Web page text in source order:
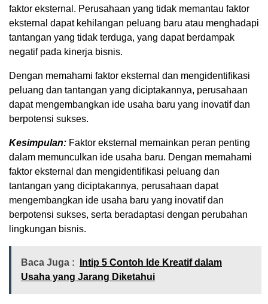
faktor eksternal. Perusahaan yang tidak memantau faktor
eksternal dapat kehilangan peluang baru atau menghadapi
tantangan yang tidak terduga, yang dapat berdampak
negatif pada kinerja bisnis.
Dengan memahami faktor eksternal dan mengidentifikasi
peluang dan tantangan yang diciptakannya, perusahaan
dapat mengembangkan ide usaha baru yang inovatif dan
berpotensi sukses.
Kesimpulan: Faktor eksternal memainkan peran penting
dalam memunculkan ide usaha baru. Dengan memahami
faktor eksternal dan mengidentifikasi peluang dan
tantangan yang diciptakannya, perusahaan dapat
mengembangkan ide usaha baru yang inovatif dan
berpotensi sukses, serta beradaptasi dengan perubahan
lingkungan bisnis.
Baca Juga :
Intip 5 Contoh Ide Kreatif dalam
Usaha yang Jarang Diketahui